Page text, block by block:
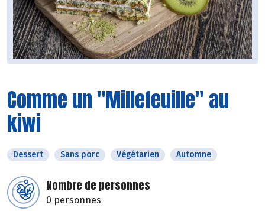
Comme un "Millefeuille" au
kiwi
Dessert Sans porc Végétarien Automne
Nombre de personnes
0 personnes